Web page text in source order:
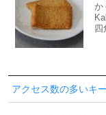
か
四
アクセス数の多いキ